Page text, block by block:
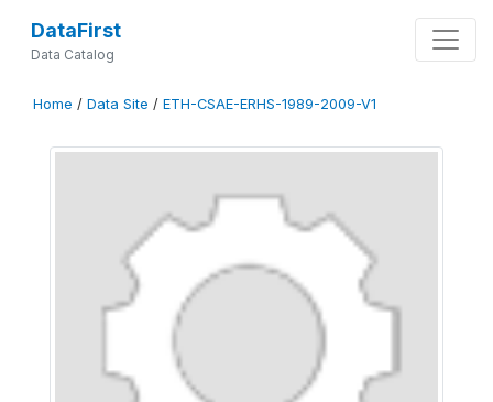
DataFirst
Data Catalog
Home / Data Site / ETH-CSAE-ERHS-1989-2009-V1